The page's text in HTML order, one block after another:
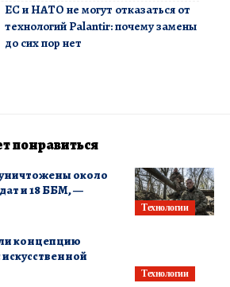
ЕС и НАТО не могут отказаться от
технологий Palantir: почему замены
до сих пор нет
понравиться
Технологии
около
и 18 ББМ, —
Технологии
концепцию